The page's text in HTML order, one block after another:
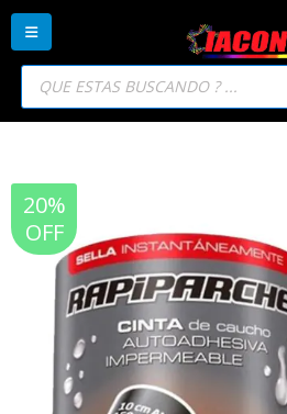
Búsqueda
productos
20%
OFF